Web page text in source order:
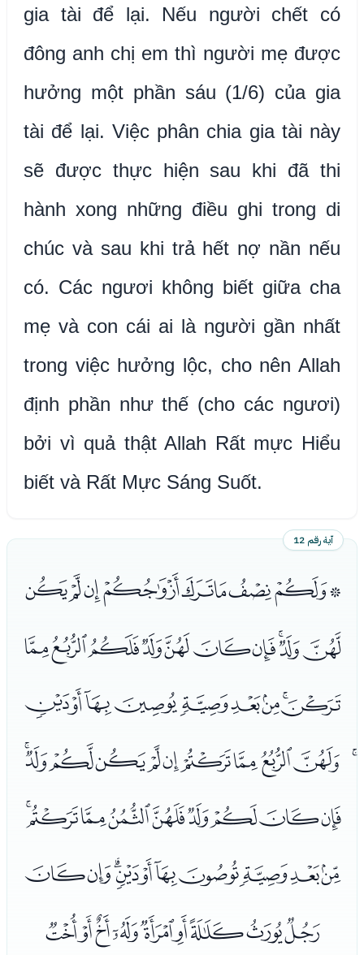
gia tài để lại. Nếu người chết có
đông anh chị em thì người mẹ được
hưởng một phần sáu (1/6) của gia
tài để lại. Việc phân chia gia tài này
sẽ được thực hiện sau khi đã thi
hành xong những điều ghi trong di
chúc và sau khi trả hết nợ nần nếu
có. Các ngươi không biết giữa cha
mẹ và con cái ai là người gần nhất
trong việc hưởng lộc, cho nên Allah
định phần như thế (cho các ngươi)
bởi vì quả thật Allah Rất mực Hiểu
biết và Rất Mực Sáng Suốt.
آية رقم 12
ﭑﭒﭓﭔﭕﭖﭗﭘﭙ
ﭚﭛﭜﭝﭞﭟﭠﭡﭢﭣ
ﭤﭥﭦﭧﭨﭩﭪﭫﭬ
ﭭﭮﭯﭰﭱﭲﭳﭴﭵﭶﭷ
ﭸﭹﭺﭻﭼﭽﭾﭿﮀ
ﮁﮂﮃﮄﮅﮆﮇﮈﮉﮊ
ﮋﮌﮍﮎﮏﮐﮑﮒﮓ